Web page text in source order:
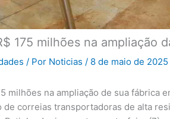
175 milhões na ampliação
/ Por Noticias / 8 de maio de 2025
milhões na ampliação de sua fábrica
de correias transportadoras de alta